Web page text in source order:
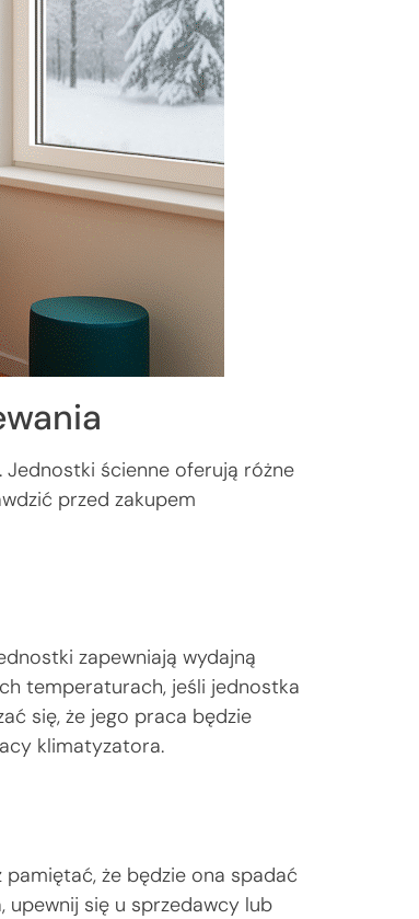
Jednostki ścienne oferują różne
przed zakupem
zapewniają wydajną
temperaturach, jeśli jednostka
się, że jego praca będzie
klimatyzatora.
że będzie ona spadać
upewnij się u sprzedawcy lub